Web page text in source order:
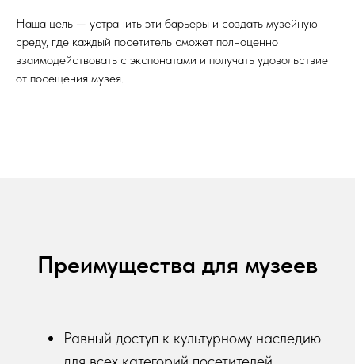
Наша цель — устранить эти барьеры и создать музейную
среду, где каждый посетитель сможет полноценно
взаимодействовать с экспонатами и получать удовольствие
от посещения музея.
Преимущества для музеев
Равный доступ к культурному наследию